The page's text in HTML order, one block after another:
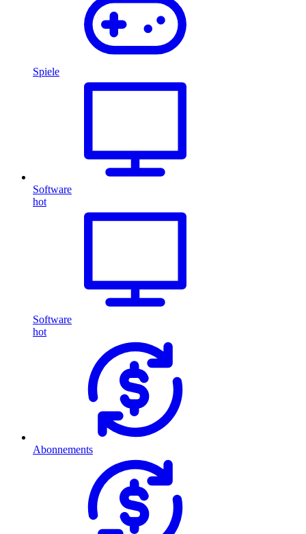
Spiele
Software
hot
Software
hot
Abonnements